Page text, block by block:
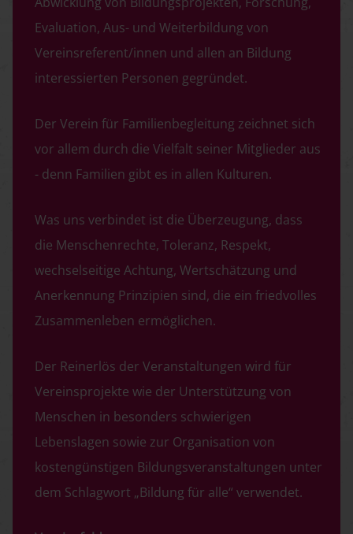
Evaluation, Aus- und Weiterbildung von
Vereinsreferent/innen und allen an Bildung
interessierten Personen gegründet.
Der Verein für Familienbegleitung zeichnet sich
vor allem durch die Vielfalt seiner Mitglieder aus
- denn Familien gibt es in allen Kulturen.
Was uns verbindet ist die Überzeugung, dass
die Menschenrechte, Toleranz, Respekt,
wechselseitige Achtung, Wertschätzung und
Anerkennung Prinzipien sind, die ein friedvolles
Zusammenleben ermöglichen.
Der Reinerlös der Veranstaltungen wird für
Vereinsprojekte wie der Unterstützung von
Menschen in besonders schwierigen
Lebenslagen sowie zur Organisation von
kostengünstigen Bildungsveranstaltungen unter
dem Schlagwort „Bildung für alle“ verwendet.